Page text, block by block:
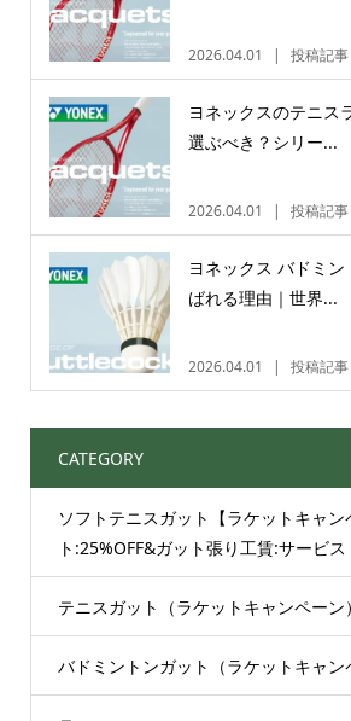
2026.04.01 投稿記事
ヨネックスのテニス
選ぶべき？シリー...
2026.04.01 投稿記事
ヨネックス バドミ
ばれる理由｜世界...
2026.04.01 投稿記事
CATEGORY
ソフトテニスガット【ラケットキャン
ト:25%OFF&ガット張り工賃:サービス
テニスガット（ラケットキャンペーン）
バドミントンガット（ラケットキャン